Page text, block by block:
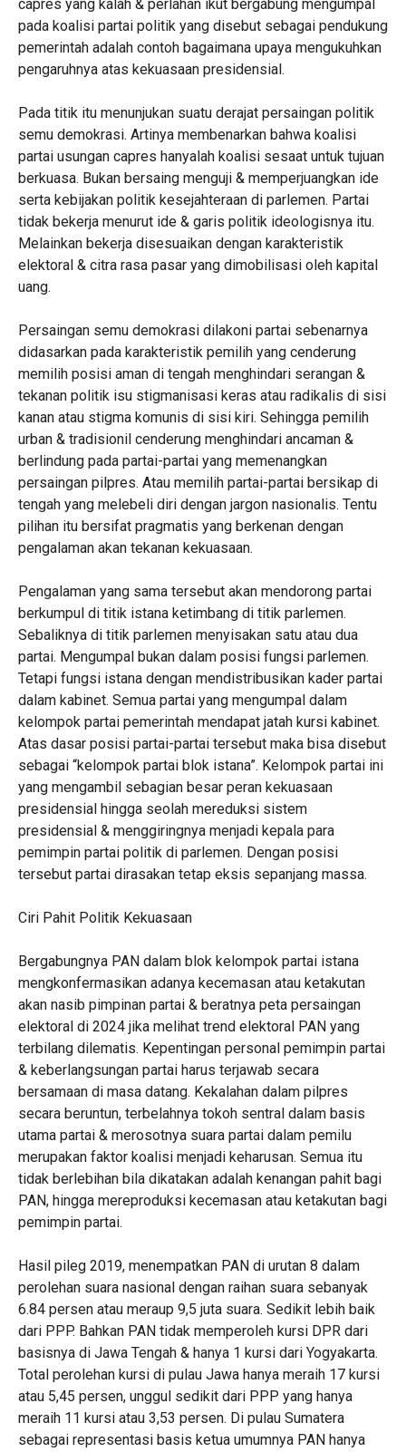
capres yang kalah & perlahan ikut bergabung mengumpal
pada koalisi partai politik yang disebut sebagai pendukung
pemerintah adalah contoh bagaimana upaya mengukuhkan
pengaruhnya atas kekuasaan presidensial.
Pada titik itu menunjukan suatu derajat persaingan politik
semu demokrasi. Artinya membenarkan bahwa koalisi
partai usungan capres hanyalah koalisi sesaat untuk tujuan
berkuasa. Bukan bersaing menguji & memperjuangkan ide
serta kebijakan politik kesejahteraan di parlemen. Partai
tidak bekerja menurut ide & garis politik ideologisnya itu.
Melainkan bekerja disesuaikan dengan karakteristik
elektoral & citra rasa pasar yang dimobilisasi oleh kapital
uang.
Persaingan semu demokrasi dilakoni partai sebenarnya
didasarkan pada karakteristik pemilih yang cenderung
memilih posisi aman di tengah menghindari serangan &
tekanan politik isu stigmanisasi keras atau radikalis di sisi
kanan atau stigma komunis di sisi kiri. Sehingga pemilih
urban & tradisionil cenderung menghindari ancaman &
berlindung pada partai-partai yang memenangkan
persaingan pilpres. Atau memilih partai-partai bersikap di
tengah yang melebeli diri dengan jargon nasionalis. Tentu
pilihan itu bersifat pragmatis yang berkenan dengan
pengalaman akan tekanan kekuasaan.
Pengalaman yang sama tersebut akan mendorong partai
berkumpul di titik istana ketimbang di titik parlemen.
Sebaliknya di titik parlemen menyisakan satu atau dua
partai. Mengumpal bukan dalam posisi fungsi parlemen.
Tetapi fungsi istana dengan mendistribusikan kader partai
dalam kabinet. Semua partai yang mengumpal dalam
kelompok partai pemerintah mendapat jatah kursi kabinet.
Atas dasar posisi partai-partai tersebut maka bisa disebut
sebagai “kelompok partai blok istana”. Kelompok partai ini
yang mengambil sebagian besar peran kekuasaan
presidensial hingga seolah mereduksi sistem
presidensial & menggiringnya menjadi kepala para
pemimpin partai politik di parlemen. Dengan posisi
tersebut partai dirasakan tetap eksis sepanjang massa.
Ciri Pahit Politik Kekuasaan
Bergabungnya PAN dalam blok kelompok partai istana
mengkonfermasikan adanya kecemasan atau ketakutan
akan nasib pimpinan partai & beratnya peta persaingan
elektoral di 2024 jika melihat trend elektoral PAN yang
terbilang dilematis. Kepentingan personal pemimpin partai
& keberlangsungan partai harus terjawab secara
bersamaan di masa datang. Kekalahan dalam pilpres
secara beruntun, terbelahnya tokoh sentral dalam basis
utama partai & merosotnya suara partai dalam pemilu
merupakan faktor koalisi menjadi keharusan. Semua itu
tidak berlebihan bila dikatakan adalah kenangan pahit bagi
PAN, hingga mereproduksi kecemasan atau ketakutan bagi
pemimpin partai.
Hasil pileg 2019, menempatkan PAN di urutan 8 dalam
perolehan suara nasional dengan raihan suara sebanyak
6.84 persen atau meraup 9,5 juta suara. Sedikit lebih baik
dari PPP. Bahkan PAN tidak memperoleh kursi DPR dari
basisnya di Jawa Tengah & hanya 1 kursi dari Yogyakarta.
Total perolehan kursi di pulau Jawa hanya meraih 17 kursi
atau 5,45 persen, unggul sedikit dari PPP yang hanya
meraih 11 kursi atau 3,53 persen. Di pulau Sumatera
sebagai representasi basis ketua umumnya PAN hanya